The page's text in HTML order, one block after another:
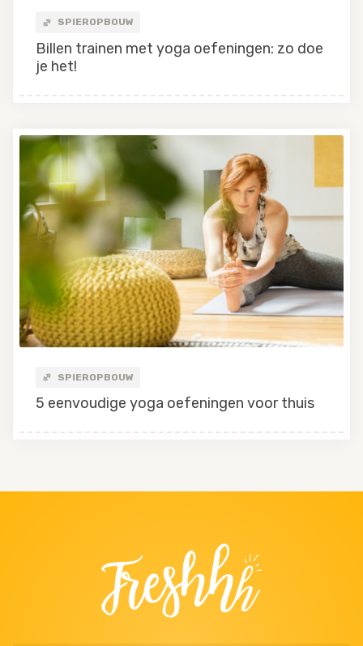
SPIEROPBOUW
Billen trainen met yoga oefeningen: zo doe
je het!
SPIEROPBOUW
5 eenvoudige yoga oefeningen voor thuis